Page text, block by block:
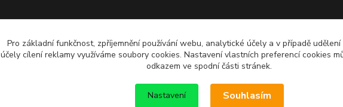
Pro základní funkčnost, zpříjemnění používání webu, analytické účely a v případě
účely cílení reklamy využíváme soubory cookies. Nastavení vlastních preferencí cookies
odkazem ve spodní části stránek.
Nastavení Souhlasím